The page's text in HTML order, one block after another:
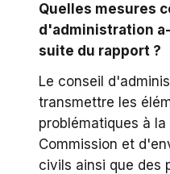
Quelles mesures
d'administration
suite du rapport ?
Le conseil
transmettre les
problématiques à la
Commission et
civils ainsi que des